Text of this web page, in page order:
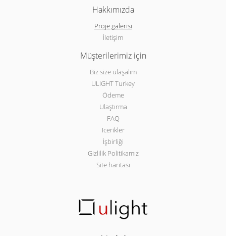
Hakkımızda
Proje galerisi
İletişim
Müşterilerimiz için
Biz size ulaşalım
ULIGHT Turkey
Ödeme
Ulaştırma
FAQ
Icerikler
İşbirliği
Gizlilik Politikamız
Site haritası